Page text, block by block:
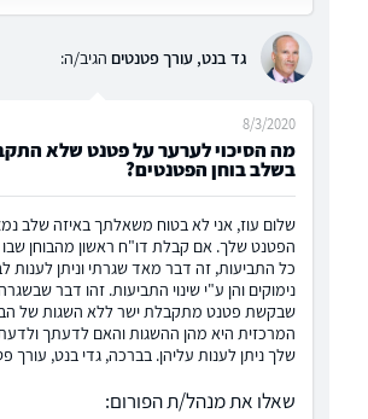
גד בנט, עורך פטנטים הגיב/ה:
מה הסיכוי לערער על פטנט שלא
בשלב בוחן הפטנטים?
8/3/2020
שלום עוז, אני לא בטוח משאלתך באיזה שלב
הפטנט שלך. אם קבלת דו"ח ראשון מהבוחן
כל התביעות, זה דבר מאד שגרתי וניתן לענות
נימוקים והן ע"י שינוי התביעות. זהו דבר
שבקשת פטנט מתקבלת ישר ללא השגות של
המרכזית היא מהן ההשגות והאם לדעתך
שלך ניתן לענות עליהן. בברכה, גדי בנט, עורך
שאלו את מנהל/ת הפורום: